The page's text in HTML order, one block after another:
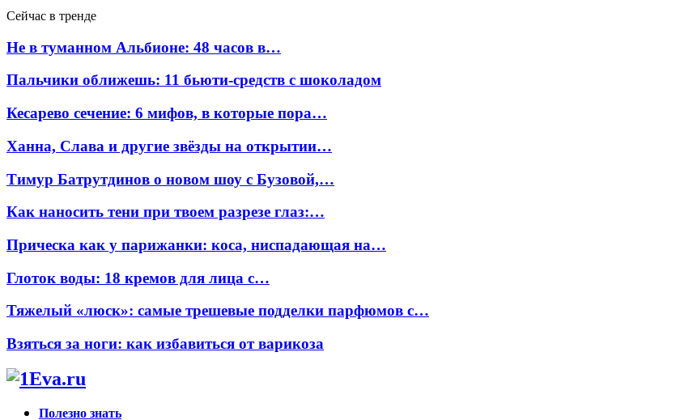
Сейчас в тренде
Не в туманном Альбионе: 48 часов в…
Пальчики оближешь: 11 бьюти-средств с шоколадом
Кесарево сечение: 6 мифов, в которые пора…
Ханна, Слава и другие звёзды на открытии…
Тимур Батрутдинов о новом шоу с Бузовой,…
Как наносить тени при твоем разрезе глаз:…
Прическа как у парижанки: коса, ниспадающая на…
Глоток воды: 18 кремов для лица с…
Тяжелый «люск»: самые трешевые подделки парфюмов с…
Взяться за ноги: как избавиться от варикоза
Полезно знать